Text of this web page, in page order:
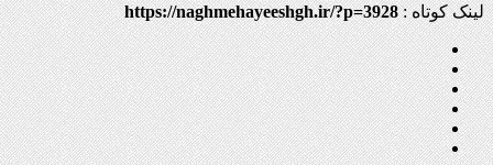
لینک کوتاه :https://naghmehayeeshgh.ir/?p=3928